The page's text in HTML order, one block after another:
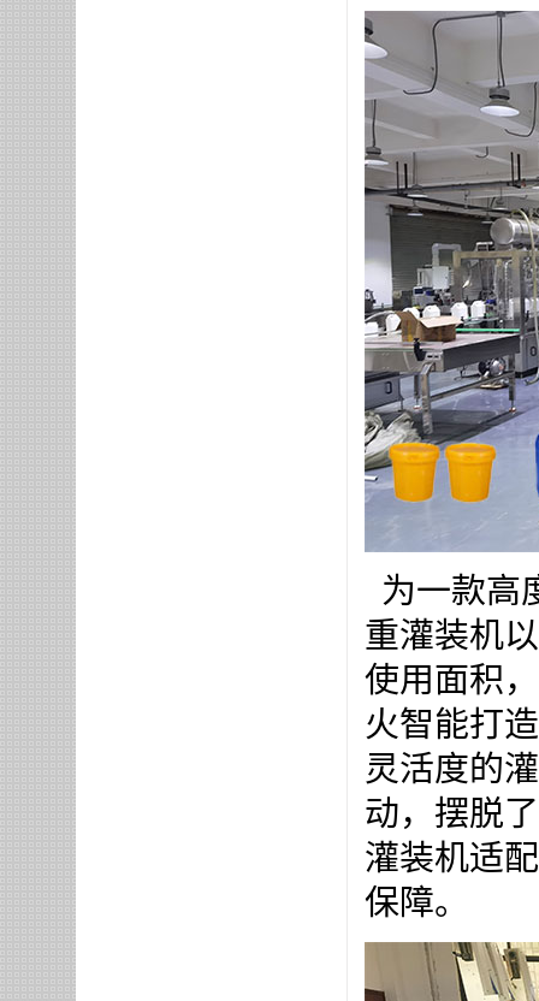
为一款高
重灌装机
使用面积
火智能打
灵活度的
动，摆脱
灌装机适
保障。